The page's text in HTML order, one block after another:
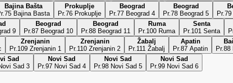
Bajina Bašta
Bajina Basta
Prokuplje
Pr.76 Prokuplje
Beograd
Pr.77 Beograd 4
Beograd
Pr.78 Beograd 5
9
Beograd
Pr.87 Beograd 10
Beograd
Pr.88 Beograd 11
Ruma
Pr.100 Ruma
Senta
Pr.101 Senta
Zrenjanin
Pr.109 Zrenjanin 1
Zrenjanin
Pr.110 Zrenjanin 2
Žabalj
Pr.111 Žabalj
Apatin
Pr.87 Apatin
Sad
Sad 3
Novi Sad
Pr.97 Novi Sad 4
Novi Sad
Pr.98 Novi Sad 5
Novi Sad
Pr.99 Novi Sad 6